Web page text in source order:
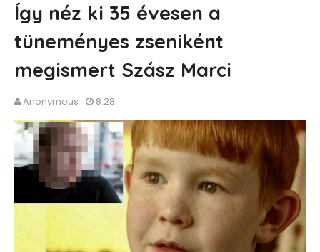
Így néz ki 35 évesen a
tüneményes zseniként
megismert Szász Marci
Anonymous 8:28